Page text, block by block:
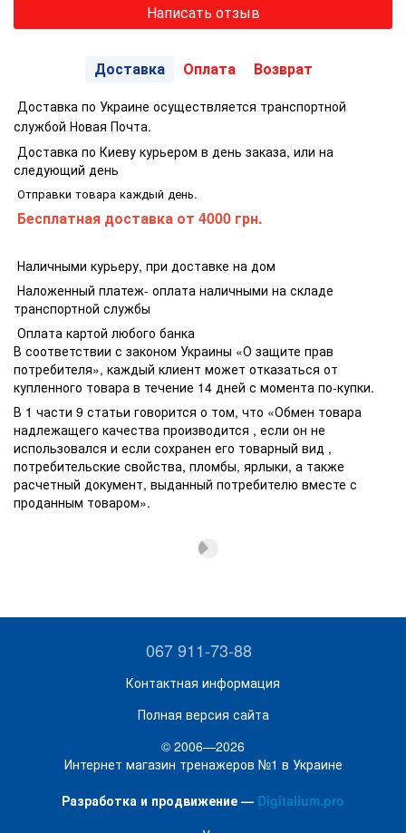
Написать отзыв
Доставка Оплата Возврат
Доставка по Украине осуществляется транспортной
службой Новая Почта.
Доставка по Киеву курьером в день заказа, или на
следующий день
Отправки товара каждый день.
Бесплатная доставка от 4000 грн.
Наличными курьеру, при доставке на дом
Наложенный платеж- оплата наличными на складе
транспортной службы
Оплата картой любого банка
В соответствии с законом Украины «О защите прав
потребителя», каждый клиент может отказаться от
купленного товара в течение 14 дней с момента по-купки.
В 1 части 9 статьи говорится о том, что «Обмен товара
надлежащего качества производится , если он не
использовался и если сохранен его товарный вид ,
потребительские свойства, пломбы, ярлыки, а также
расчетный документ, выданный потребителю вместе с
проданным товаром».
067 911-73-88
Контактная информация
Полная версия сайта
© 2006—2026
Интернет магазин тренажеров №1 в Украине
Разработка и продвижение — Digitalium.pro